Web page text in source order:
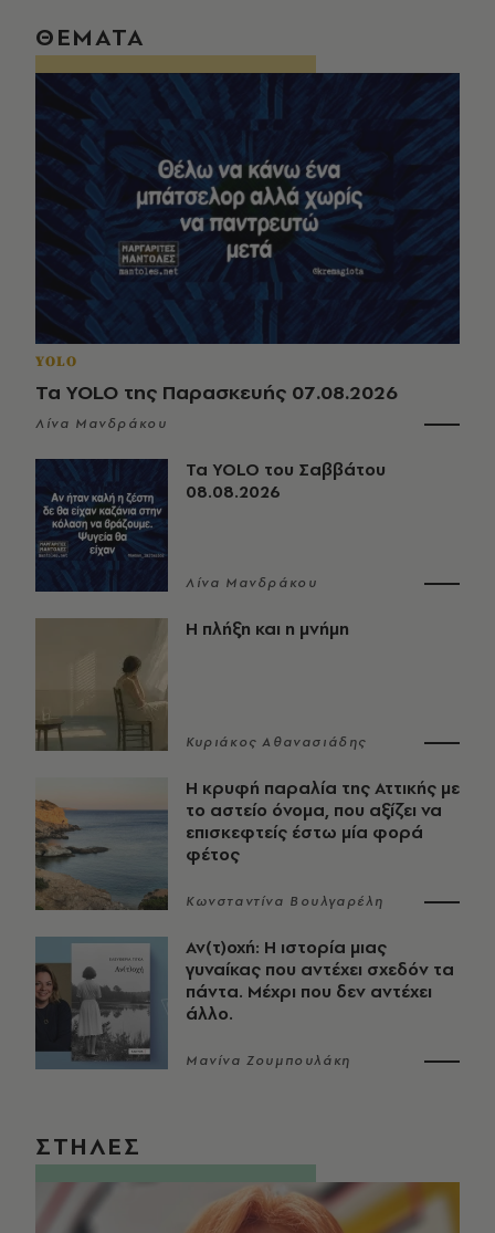
ΘΕΜΑΤΑ
YOLO
Τα YOLO της Παρασκευής 07.08.2026
Λίνα Μανδράκου
Τα YOLO του Σαββάτου
08.08.2026
Λίνα Μανδράκου
Η πλήξη και η μνήμη
Κυριάκος Αθανασιάδης
Η κρυφή παραλία της Αττικής με
το αστείο όνομα, που αξίζει να
επισκεφτείς έστω μία φορά
φέτος
Κωνσταντίνα Βουλγαρέλη
Αν(τ)οχή: Η ιστορία μιας
γυναίκας που αντέχει σχεδόν τα
πάντα. Μέχρι που δεν αντέχει
άλλο.
Μανίνα Ζουμπουλάκη
ΣΤΗΛΕΣ